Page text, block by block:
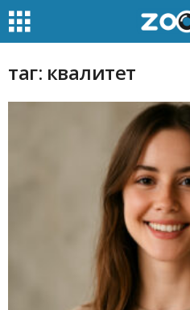
таг: квалитет